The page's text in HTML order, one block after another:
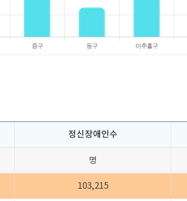
정신장애인수
명
103,215